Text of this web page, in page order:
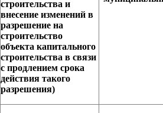
строительства и
внесение изменений в
разрешение на
строительство
объекта капитального
строительства в связи
с продлением срока
действия такого
разрешения)